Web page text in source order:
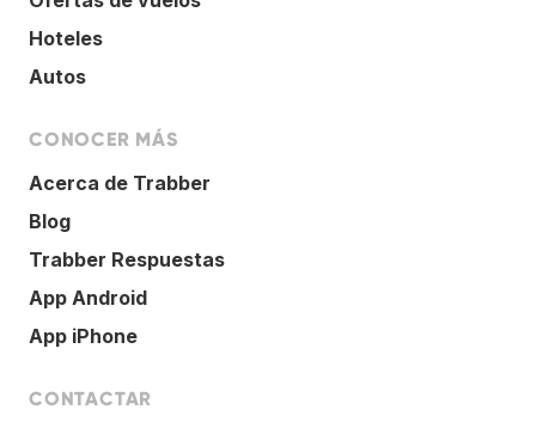
Hoteles
Autos
CONOCER MÁS
Acerca de Trabber
Blog
Trabber Respuestas
App Android
App iPhone
CONTACTAR